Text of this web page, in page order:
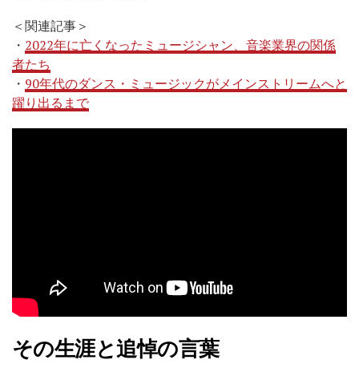
＜関連記事＞
・ 2022年に亡くなったミュージシャン、音楽業界の関係
者たち
・ 90年代のダンス・ミュージックがメインストリームへと
躍り出るまで
その生涯と追悼の言葉